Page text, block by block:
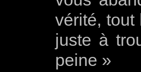
vérité,tout
juste à
peine »